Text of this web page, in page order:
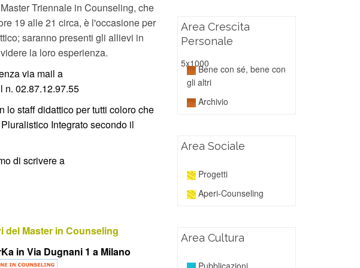
Triennale in Counseling, che
19 alle 21 circa, è l'occasione per
saranno presenti gli allievi in
la loro esperienza.
via mail a
02.87.12.97.55
staff didattico per tutti coloro che
Integrato secondo il
di scrivere a
del Master in Counseling
in Via Dugnani 1 a Milano
5x1000
Area Crescita
Personale
Bene con sé, bene con
gli altri
Archivio
Area Sociale
Progetti
Aperi-Counseling
Area Cultura
Pubblicazioni